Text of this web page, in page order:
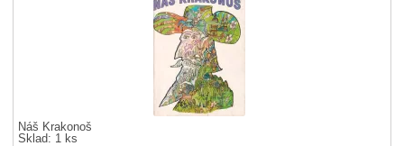
Náš Krakonoš
Sklad: 1 ks